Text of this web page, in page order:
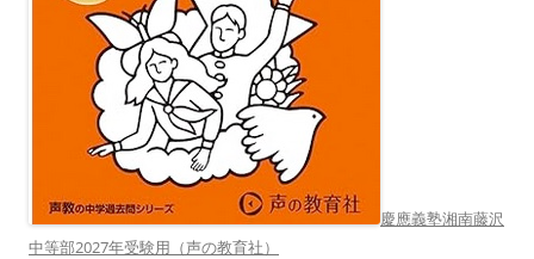
慶應義塾湘南藤沢
中等部2027年受験用（声の教育社）